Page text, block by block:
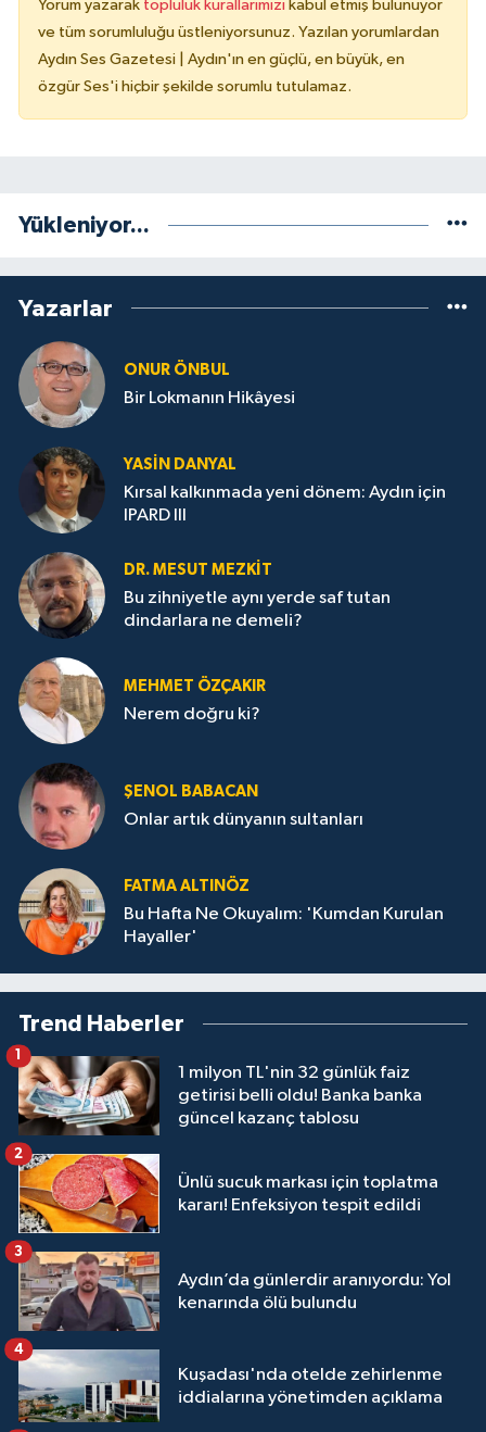
Yorum yazarak topluluk kurallarımızı kabul etmiş bulunuyor
ve tüm sorumluluğu üstleniyorsunuz. Yazılan yorumlardan
Aydın Ses Gazetesi | Aydın'ın en güçlü, en büyük, en
özgür Ses'i hiçbir şekilde sorumlu tutulamaz.
Yükleniyor...
Yazarlar
ONUR ÖNBUL
Bir Lokmanın Hikâyesi
YASIN DANYAL
Kırsal kalkınmada yeni dönem: Aydın için
IPARD III
DR. MESUT MEZKIT
Bu zihniyetle aynı yerde saf tutan
dindarlara ne demeli?
MEHMET ÖZÇAKIR
Nerem doğru ki?
ŞENOL BABACAN
Onlar artık dünyanın sultanları
FATMA ALTINÖZ
Bu Hafta Ne Okuyalım: 'Kumdan Kurulan
Hayaller'
Trend Haberler
1 milyon TL'nin 32 günlük faiz
getirisi belli oldu! Banka banka
güncel kazanç tablosu
1
Ünlü sucuk markası için toplatma
kararı! Enfeksiyon tespit edildi
2
Aydın’da günlerdir aranıyordu: Yol
kenarında ölü bulundu
3
Kuşadası'nda otelde zehirlenme
iddialarına yönetimden açıklama
4